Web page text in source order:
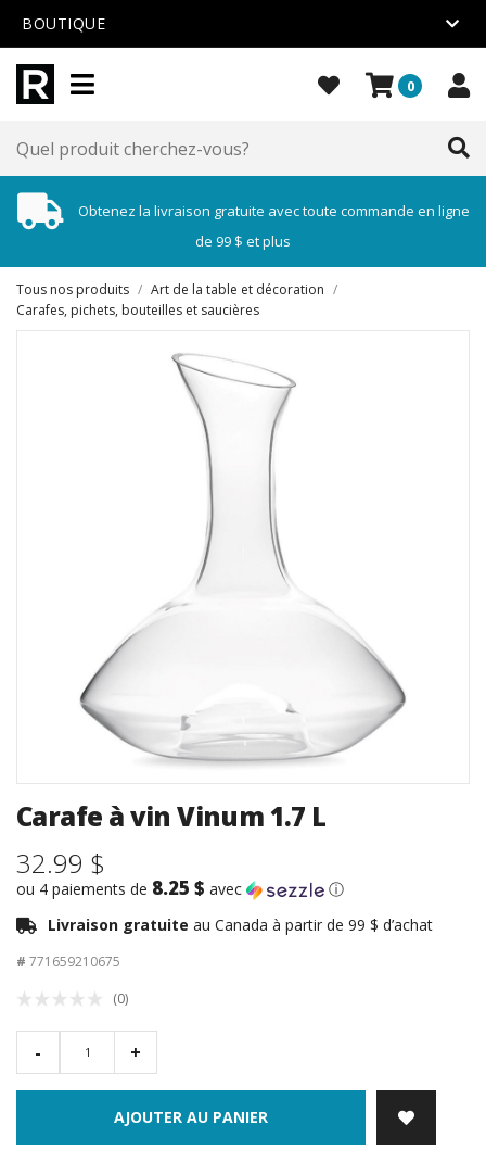
BOUTIQUE
0
Obtenez la livraison gratuite avec toute commande en ligne
de 99 $ et plus
Tous nos produits / Art de la table et décoration /
Carafes, pichets, bouteilles et saucières
Carafe à vin Vinum 1.7 L
32.99 $
ou 4 paiements de 8.25 $ avec
ⓘ
Livraison gratuite au Canada à partir de 99 $ d’achat
# 771659210675
(0)
- +
AJOUTER AU PANIER